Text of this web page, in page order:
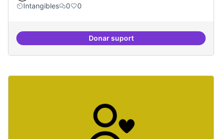
Intangibles
0 0
Donar suportEspai punter en innovació